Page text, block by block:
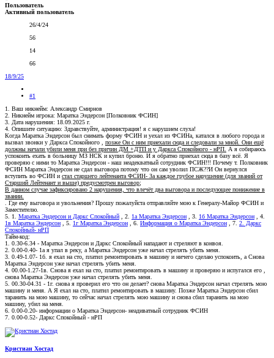
Пользователь
Активный пользователь
26/4/24
56
14
66
18/9/25
#1
1. Ваш никнейм: Александр Смирнов
2. Никнейм игрока: Маратка Эндерсон [Полковник ФСИН]
3. Дата нарушения: 18.09.2025 г.
4. Опишите ситуацию: Здравствуйте, администрация! я с нарушием слуха!
Когда Маратка Эндерсон был снимать форму ФСИН и уехал из ФСИНа, катался в любого города и
вызвал звонки у Даркса Спокойного , позже Он с ним приехали сюда и следовали за мной. Они ещё
должны начали убили меня при без причин ДМ +ДТП и у Даркса Спокойного - нРП.
А я собираюсь
успокоить ехать в больницу МЗ НСК и купил броню. И я обратно приехал сюда в базу всё. Я
проверяю с ними то Маратка Эндерсон - наш неадекватный сотрудник ФСИН!!! Почему т. Полковник
ФСИН Маратка Эндерсон не сдал выговора потому что он сам уволил ПСЖ??И Он вернулся
вступить во ФСИН и стал старшего лейтенанта ФСИН- За каждое грубое нарушение (для званий от
Старший Лейтенант и выше) предусмотрен выговор;
В данном случае зафиксировано 2 нарушения, что влечёт два выговора и последующее понижение в
звании.
. Где ему выговора и увольнения? Прошу пожалуйста отправляйте мою к Генералу-Майор ФСИН и
Заместителю.
5. 1. Маратка Эндерсон и Даркс Спокойный , 2. 1а Маратка Эндерсон , 3. 1б Маратка Эндерсон , 4.
1в Маратка Эндерсон , 5. 1г Маратка Эндерсон , 6. Информация о Маратка Эндерсон , 7. 2. Даркс
Спокойный- нРП
Тайм-код:
1. 0.30-6.34 - Маратка Эндерсон и Даркс Спокойный нападают и стреляют в конвоя.
2. 0.00-0.40- 1а я упал в реку, а Маратка Эндерсон уже начал стрелять убить меня.
3. 0.49-1.07- 1б. я ехал на сто, платил ремонтировать в машину и ничего сделаю успокоить, а Снова
Маратка Эндерсон уже начал стрелять убить меня.
4. 00.00-1.27-1в. Снова я ехал на сто, платил ремонтировать в машину и проверяю и испугался его ,
снова Маратка Эндерсон уже начал стрелять убить меня.
5. 00.30-04.31 - 1г. снова я проверил его что он делает? снова Маратка Эндерсон начал стрелять мою
машину и меня. А Я ехал на сто, платил ремонтировать в машину. Позже Маратка Эндерсон сбил
таранить на мою машину, то сейчас начал стрелять мою машину и снова сбил таранить на мою
машину, убил на меня.
6. 0.00-0.20- информации о Маратка Эндерсон- неадиватный сотрудник ФСИН
7. 0.00-0.52- Даркс Спокойный - нРП
Кристиан Хостад